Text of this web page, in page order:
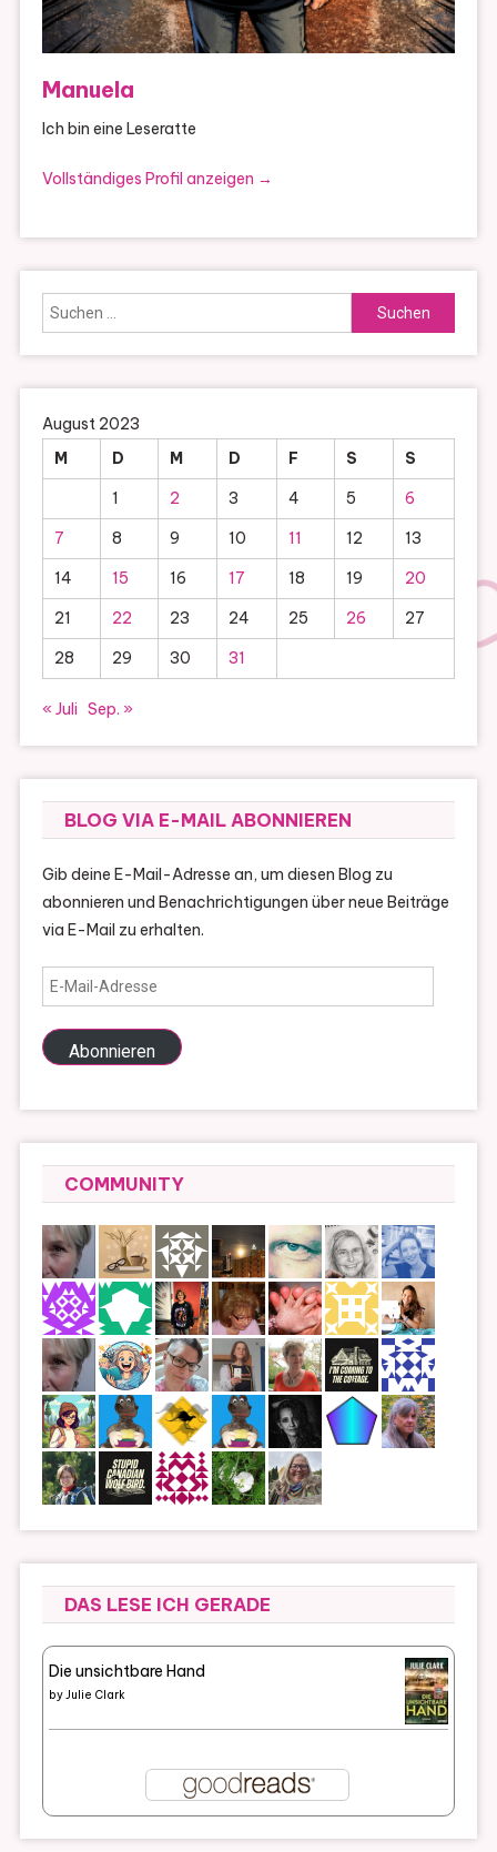
Manuela
Ich bin eine Leseratte
Vollständiges Profil anzeigen →
Suchen
nach:
August 2023
M
D M D F S
S
1
2 3 4 5
6
7
8 9 10 11 12
13
14
15 16 17 18 19
20
21
22 23 24 25 26
27
28
29 30 31
« Juli Sep. »
BLOG VIA E-MAIL ABONNIEREN
Gib deine E-Mail-Adresse an, um diesen Blog zu
abonnieren und Benachrichtigungen über neue Beiträge
via E-Mail zu erhalten.
E-
Mail-
Adresse
Abonnieren
COMMUNITY
DAS LESE ICH GERADE
Die unsichtbare Hand
byJulie Clark